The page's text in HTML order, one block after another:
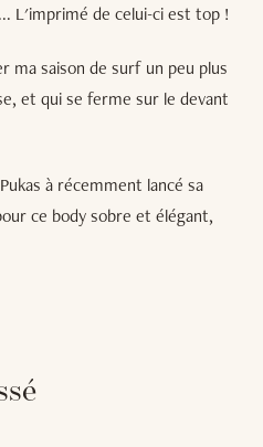
L'imprimé de celui-ci est top !
ma saison de surf un peu plus
et qui se ferme sur le devant
à récemment lancé sa
ce body sobre et élégant,